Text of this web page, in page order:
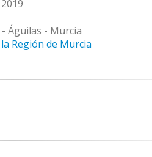
Águilas - Murcia
Región de Murcia